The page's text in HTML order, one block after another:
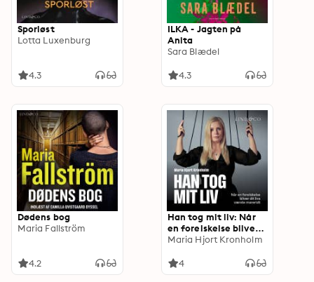
Sporløst
Lotta Luxenburg
4.3
ILKA - Jagten på
Anita
Sara Blædel
4.3
Dødens bog
Maria Fallström
4.2
Han tog mit liv: Når
en forelskelse bliver
dit livs værste
Maria Hjort Kronholm
4